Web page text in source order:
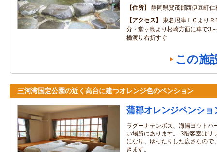
住所
静岡県賀茂郡西伊豆町
アクセス
東名沼津ＩＣより
分・堂ヶ島より松崎方面に車で3
橋渡り右折すぐ
この施
三河湾国定公園の近く高台に建つオレンジ色のペンション
蒲郡オレンジペンショ
ラグーナテンボス、海陽ヨツトハ
い場所にあります。 3階客室はリ
になり、ゆったりした広さなので
きます。